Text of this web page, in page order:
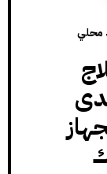
محلي